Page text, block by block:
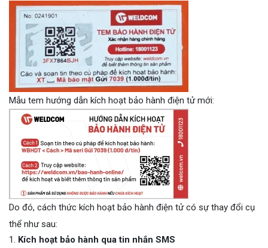
Mẫu tem hướng dẫn kích hoạt bảo hành điện tử mới:
Do đó, cách thức kích hoạt bảo hành điện tử có sự thay đổi cụ
thể như sau:
Kích hoạt bảo hành qua tin nhắn SMS